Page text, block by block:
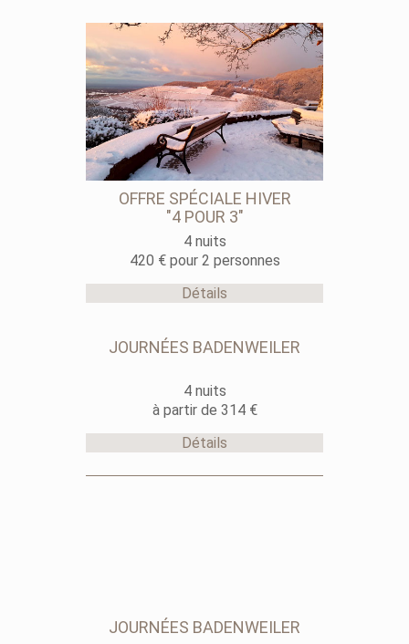
OFFRE SPÉCIALE HIVER
"4 POUR 3"
4 nuits
420 € pour 2 personnes
Détails
JOURNÉES BADENWEILER
4 nuits
à partir de 314 €
Détails
JOURNÉES BADENWEILER